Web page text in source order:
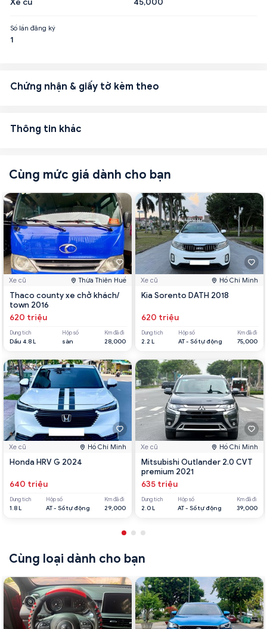
Xe cũ 45,000
Số lần đăng ký
1
Chứng nhận & giấy tờ kèm theo
Thông tin khác
Cùng mức giá dành cho bạn
Xe cũ Thừa Thiên Huế
Thaco county xe chở khách/
town 2016
620 triệu
Dung tích
Dầu 4.8 L
Hộp số
sàn
Km đã đi
28,000
Xe cũ Hồ Chí Minh
Honda HRV G 2024
640 triệu
Dung tích
1.8 L
Hộp số
AT - Số tự động
Km đã đi
29,000
Xe cũ Hồ Chí Minh
Kia Sorento DATH 2018
620 triệu
Dung tích
2.2 L
Hộp số
AT - Số tự động
Km đã đi
75,000
Xe cũ Hồ Chí Minh
Mitsubishi Outlander 2.0 CVT
premium 2021
635 triệu
Dung tích
2.0 L
Hộp số
AT - Số tự động
Km đã đi
39,000
Cùng loại dành cho bạn